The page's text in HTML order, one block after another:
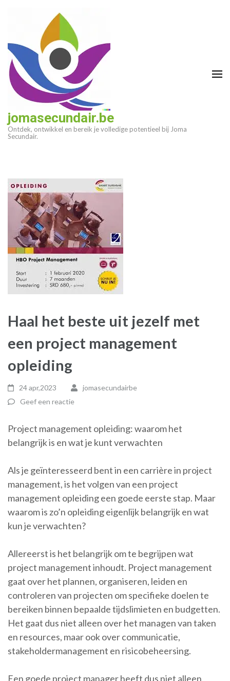
(druk
enter)
jomasecundair.be
Ontdek, ontwikkel en bereik je volledige potentieel bij Joma
Secundair.
Haal het beste uit jezelf met
een project management
opleiding
24 apr,2023
jomasecundairbe
Geef een reactie
Project management opleiding: waarom het
belangrijk is en wat je kunt verwachten
Als je geïnteresseerd bent in een carrière in project
management, is het volgen van een project
management opleiding een goede eerste stap. Maar
waarom is zo’n opleiding eigenlijk belangrijk en wat
kun je verwachten?
Allereerst is het belangrijk om te begrijpen wat
project management inhoudt. Project management
gaat over het plannen, organiseren, leiden en
controleren van projecten om specifieke doelen te
bereiken binnen bepaalde tijdslimieten en budgetten.
Het gaat dus niet alleen over het managen van taken
en resources, maar ook over communicatie,
stakeholdermanagement en risicobeheersing.
Een goede project manager heeft dus niet alleen